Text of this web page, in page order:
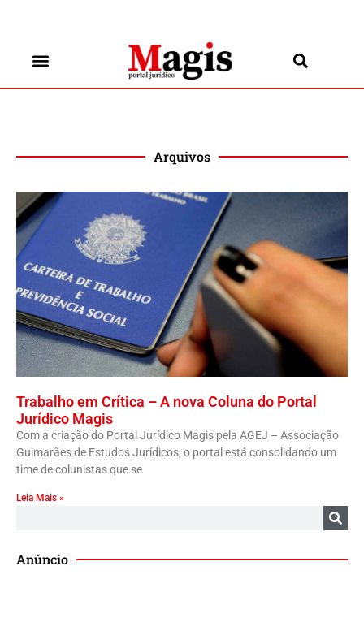
Arquivos
Trabalho em Crítica – A nova Coluna do Portal
Jurídico Magis
Com a criação do Portal Jurídico Magis pela AGEJ – Associação
Guimarães de Estudos Jurídicos, o portal está consolidando um
time de colunistas que se
Leia Mais »
Anúncio